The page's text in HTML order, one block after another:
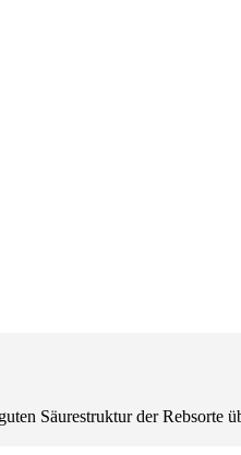
Säurestruktur der Rebsorte